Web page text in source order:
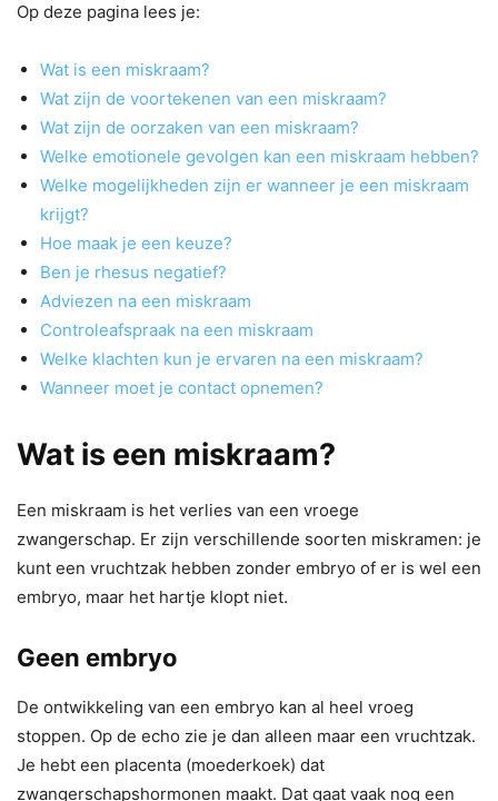
Op deze pagina lees je:
Wat is een miskraam?
Wat zijn de voortekenen van een miskraam?
Wat zijn de oorzaken van een miskraam?
Welke emotionele gevolgen kan een miskraam hebben?
Welke mogelijkheden zijn er wanneer je een miskraam
krijgt?
Hoe maak je een keuze?
Ben je rhesus negatief?
Adviezen na een miskraam
Controleafspraak na een miskraam
Welke klachten kun je ervaren na een miskraam?
Wanneer moet je contact opnemen?
Wat is een miskraam?
Een miskraam is het verlies van een vroege
zwangerschap. Er zijn verschillende soorten miskramen: je
kunt een vruchtzak hebben zonder embryo of er is wel een
embryo, maar het hartje klopt niet.
Geen embryo
De ontwikkeling van een embryo kan al heel vroeg
stoppen. Op de echo zie je dan alleen maar een vruchtzak.
Je hebt een placenta (moederkoek) dat
zwangerschapshormonen maakt. Dat gaat vaak nog een